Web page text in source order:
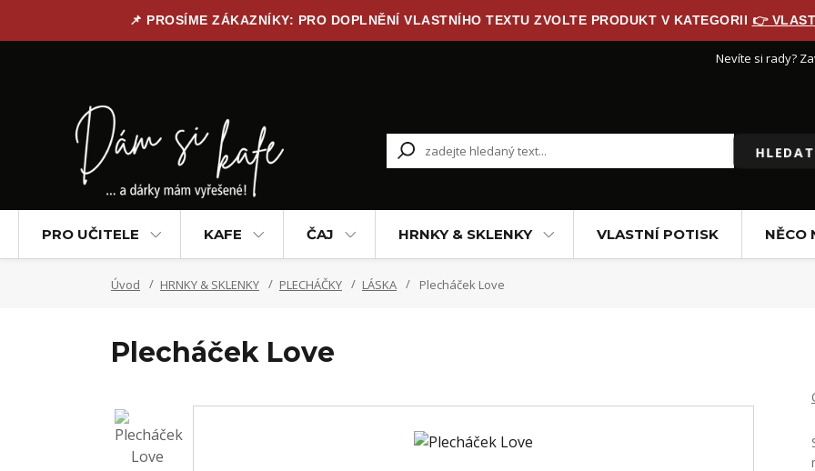
📌 PROSÍME ZÁKAZNÍKY: PRO DOPLNĚNÍ VLASTNÍHO TEXTU ZVOLTE PRODUKT V KATEGORII 👉
HLEDAT
Nevíte si rady?
PRO UČITELE KAFE ČAJ HRNKY & SKLENKY VLASTNÍ POTISK NĚCO
Úvod HRNKY & SKLENKY PLECHÁČKY LÁSKA Plecháček Love
Plecháček Love